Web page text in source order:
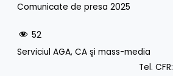
Comunicate de presa 2025
52
Serviciul AGA, CA și mass-media
Tel. CFR: